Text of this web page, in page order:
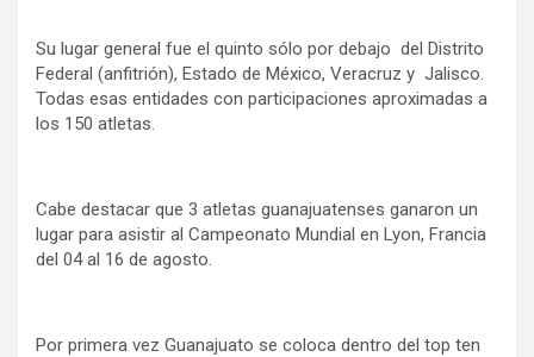
Su lugar general fue el quinto sólo por debajo del Distrito
Federal (anfitrión), Estado de México, Veracruz y Jalisco.
Todas esas entidades con participaciones aproximadas a
los 150 atletas.
Cabe destacar que 3 atletas guanajuatenses ganaron un
lugar para asistir al Campeonato Mundial en Lyon, Francia
del 04 al 16 de agosto.
Por primera vez Guanajuato se coloca dentro del top ten